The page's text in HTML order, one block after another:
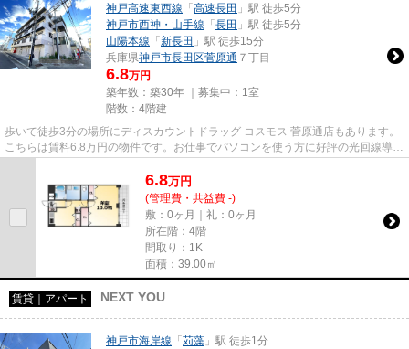
神戸高速東西線 「 高速長田 」駅 徒歩5分
神戸市西神・山手線 「 長田 」駅 徒歩5分
山陽本線 「 新長田 」駅 徒歩15分
兵庫県神戸市長田区菅原通 ７丁目
6.8万円
築年数：築30年 ｜募集中： 1室
階数：4階建
歩いて徒歩3分の場所にディスカウントドラッグ コスモス 菅原通店もあります。
こちらは賃料6.8万円の物件です。お仕事でパソコンを使う方に好評の光回線導入
6.8万円
(管理費・共益費 -)
敷：0ヶ月｜礼：0ヶ月
所在階：4階
間取り：1K
面積：39.00㎡
賃貸｜アパート NEXT YOU
神戸市海岸線 「 苅藻 」駅 徒歩1分